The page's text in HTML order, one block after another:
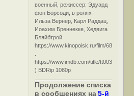
военный, режиссер: Эдуард
фон Борсоди, в ролях -
Ильза Вернер, Карл Раддац,
Иоахим Бреннекке, Хедвига
Бляйбтрой.
https://www.kinopoisk.ru/film/68561/
https://www.imdb.com/title/tt0033275/
) BDRip 1080р
Продолжение списка
в сообщениях на 5-й